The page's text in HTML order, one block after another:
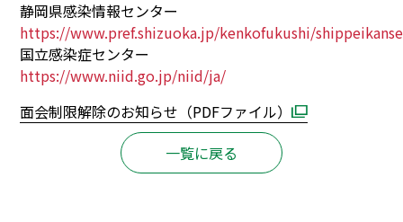
静岡県感染情報センター
https://www.pref.shizuoka.jp/kenkofukushi/
国立感染症センター
https://www.niid.go.jp/niid/ja/
面会制限解除のお知らせ （PDFファイル）
一覧に戻る